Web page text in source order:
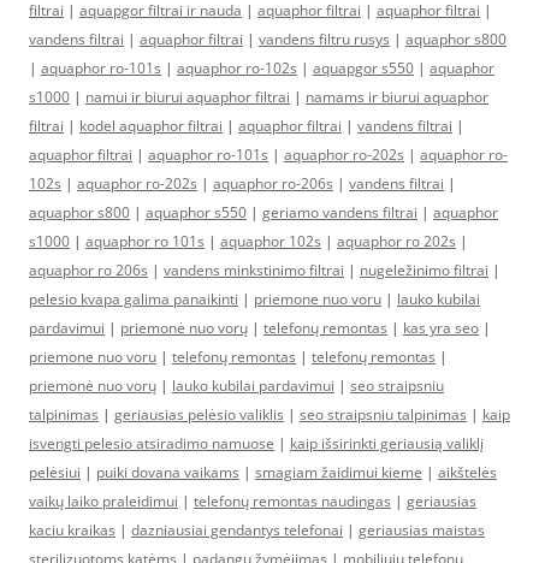
filtrai | aquapgor filtrai ir nauda | aquaphor filtrai | aquaphor filtrai |
vandens filtrai | aquaphor filtrai | vandens filtru rusys | aquaphor s800
| aquaphor ro-101s | aquaphor ro-102s | aquapgor s550 | aquaphor
s1000 | namui ir biurui aquaphor filtrai | namams ir biurui aquaphor
filtrai | kodel aquaphor filtrai | aquaphor filtrai | vandens filtrai |
aquaphor filtrai | aquaphor ro-101s | aquaphor ro-202s | aquaphor ro-
102s | aquaphor ro-202s | aquaphor ro-206s | vandens filtrai |
aquaphor s800 | aquaphor s550 | geriamo vandens filtrai | aquaphor
s1000 | aquaphor ro 101s | aquaphor 102s | aquaphor ro 202s |
aquaphor ro 206s | vandens minkstinimo filtrai | nugeležinimo filtrai |
pelesio kvapa galima panaikinti | priemone nuo voru | lauko kubilai
pardavimui | priemonė nuo vorų | telefonų remontas | kas yra seo |
priemone nuo voru | telefonų remontas | telefonų remontas |
priemonė nuo vorų | lauko kubilai pardavimui | seo straipsniu
talpinimas | geriausias pelėsio valiklis | seo straipsniu talpinimas | kaip
isvengti pelesio atsiradimo namuose | kaip išsirinkti geriausią valiklį
pelėsiui | puiki dovana vaikams | smagiam žaidimui kieme | aikštelės
vaikų laiko praleidimui | telefonų remontas naudingas | geriausias
kaciu kraikas | dazniausiai gendantys telefonai | geriausias maistas
sterilizuotoms katėms | padangų žymėjimas | mobiliųjų telefonų